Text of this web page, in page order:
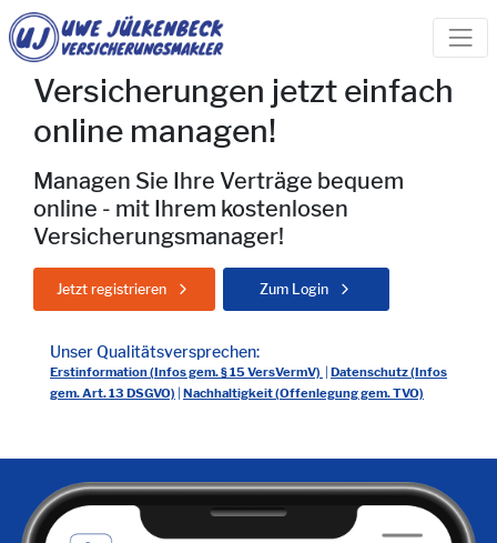
Versicherungen jetzt einfach
online managen!
Managen Sie Ihre Verträge bequem
online - mit Ihrem kostenlosen
Versicherungsmanager!
Jetzt registrieren Zum Login
Unser Qualitätsversprechen:
Erstinformation (Infos gem. § 15 VersVermV) | Datenschutz (Infos
gem. Art. 13 DSGVO) | Nachhaltigkeit (Offenlegung gem. TVO)